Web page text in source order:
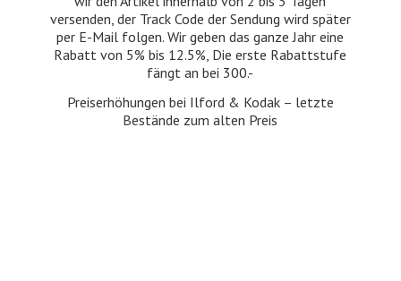
versenden, der Track Code der Sendung wird später
per E-Mail folgen. Wir geben das ganze Jahr eine
Rabatt von 5% bis 12.5%, Die erste Rabattstufe
fängt an bei 300.-
Preiserhöhungen bei Ilford & Kodak – letzte
Bestände zumalten Preis